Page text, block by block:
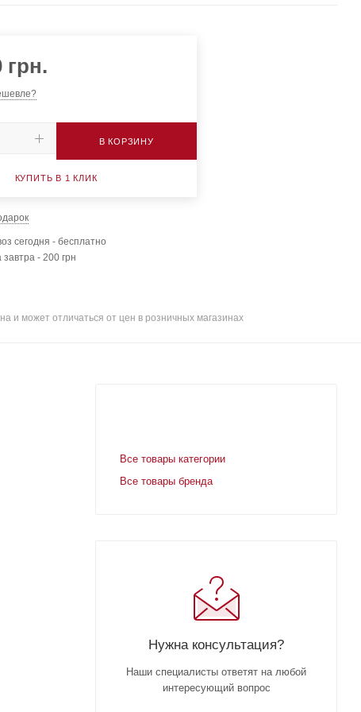
грн.
В КОРЗИНУ
КУПИТЬ В 1 КЛИК
сегодня - бесплатно
завтра - 200 грн
и может отличаться от цен в розничных магазинах
Все товары категории
Все товары бренда
Нужна консультация?
Наши специалисты ответят на любой
интересующий вопрос